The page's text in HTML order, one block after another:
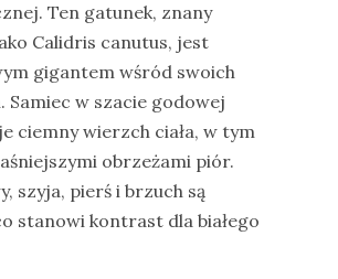
Ten gatunek, znany
Calidris canutus, jest
gigantem wśród swoich
Samiec w szacie godowej
ciemny wierzch ciała, w tym
obrzeżami piór.
szyja, pierś i brzuch są
stanowi kontrast dla białego